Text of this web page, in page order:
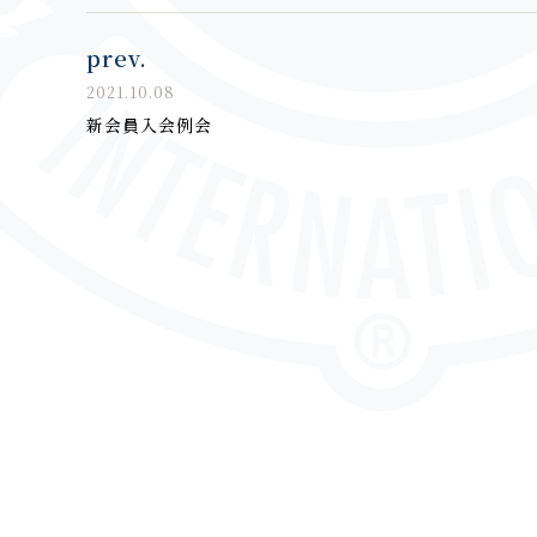
prev.
2021.10.08
新会員入会例会